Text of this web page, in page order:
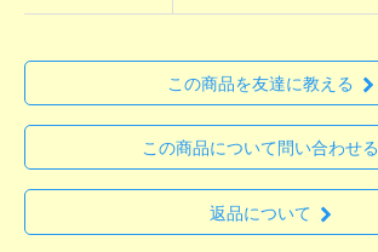
この商品を友達に教える
この商品について問い合わせる
返品について